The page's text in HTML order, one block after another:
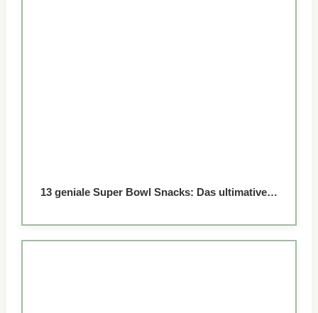
13 geniale Super Bowl Snacks: Das ultimative…